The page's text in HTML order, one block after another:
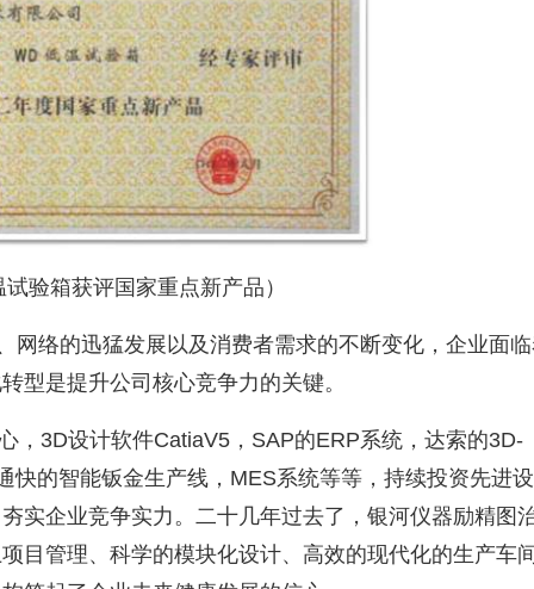
试验箱获评国家重点新产品）
网络的迅猛发展以及消费者需求的不断变化，企业面
型是提升公司核心竞争力的关键。
， 3D设计软件CatiaV5 ， SAP的ERP系统，达索的3D-
快的智能钣金生产线， MES系统等等，持续投资先进
实企业竞争实力。二十几年过去了，银河仪器励精图治
目管理、科学的模块化设计、高效的现代化的生产车间